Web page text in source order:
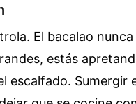
El bacalao
estás
escalfado. Sumergir